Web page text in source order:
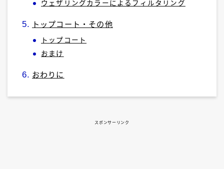
ウェザリングカラーによるフィルタリング
トップコート・その他
トップコート
おまけ
おわりに
スポンサーリンク